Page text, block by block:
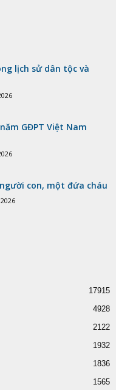
lịch sử dân tộc và
GĐPT Việt Nam
con, một đứa cháu
17915
4928
2122
1932
1836
1565